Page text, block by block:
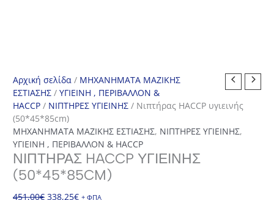
Αρχική σελίδα / ΜΗΧΑΝΗΜΑΤΑ ΜΑΖΙΚΗΣ
ΕΣΤΙΑΣΗΣ /ΥΓΙΕΙΝΗ , ΠΕΡΙΒΑΛΛΟΝ &
HACCP / ΝΙΠΤΗΡΕΣ ΥΓΙΕΙΝΗΣ / Νιπτήρας HACCP υγιεινής
(50*45*85cm)
ΜΗΧΑΝΗΜΑΤΑ ΜΑΖΙΚΗΣ ΕΣΤΙΑΣΗΣ, ΝΙΠΤΗΡΕΣ ΥΓΙΕΙΝΗΣ,
ΥΓΙΕΙΝΗ , ΠΕΡΙΒΑΛΛΟΝ & HACCP
ΝΙΠΤΉΡΑΣ HACCP ΥΓΙΕΙΝΉΣ
(50*45*85CM)
451,00€ Original
338,25€Η+ ΦΠΑ